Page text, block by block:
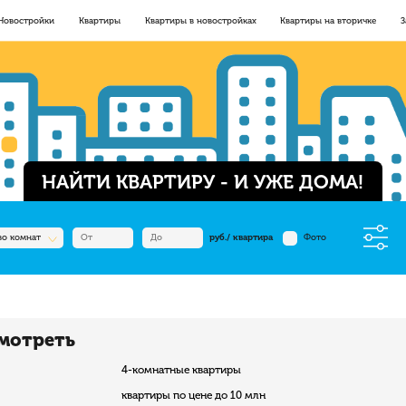
Квартиры Квартиры в новостройках Квартиры на вторичке
НАЙТИ КВАРТИРУ - И УЖЕ ДОМА!
комнат руб./ квартира Фото
4-комнатные квартиры
квартиры по цене до 10 млн